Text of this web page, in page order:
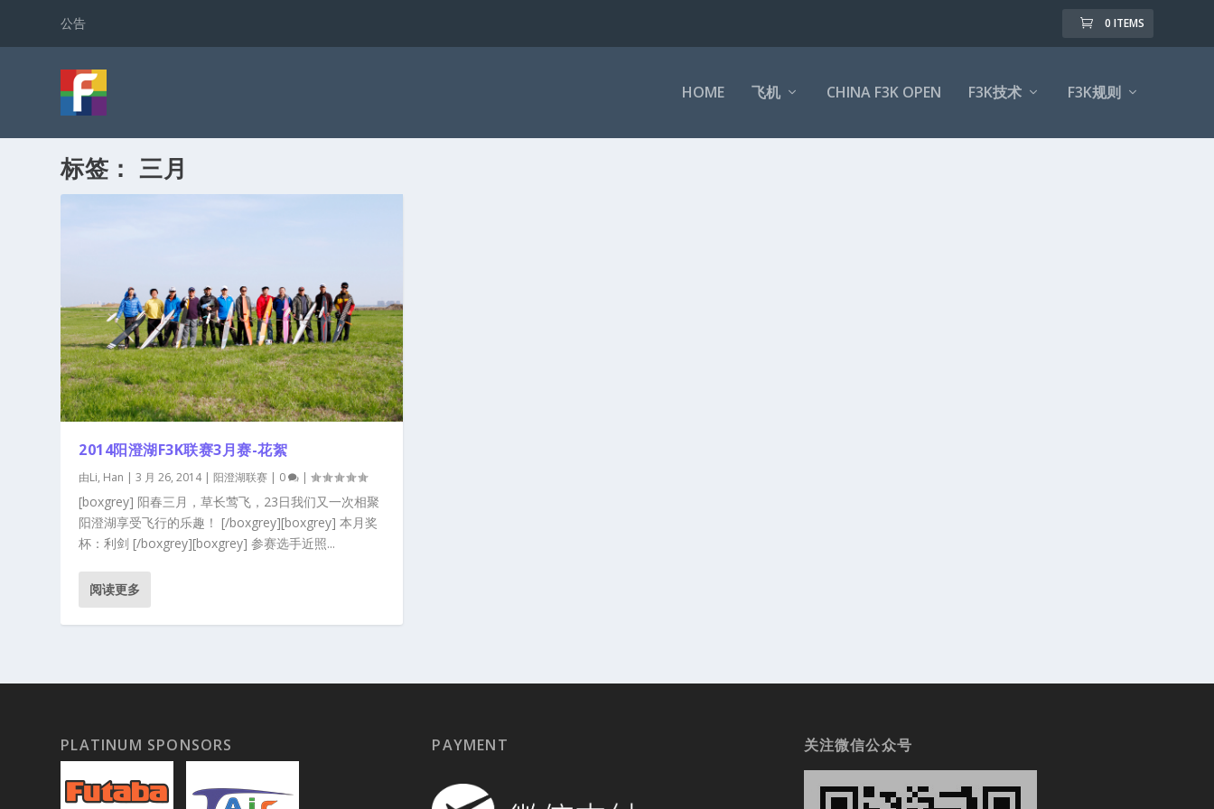
公告 0 ITEMS
HOME 飞机 CHINA F3K OPEN F3K技术 F3K规则
标签：三月
2014阳澄湖F3K联赛3月赛-花絮
由Li, Han |3 月 26, 2014|阳澄湖联赛 | 0 |
[boxgrey] 阳春三月，草长莺飞，23日我们又一次相聚
阳澄湖享受飞行的乐趣！ [/boxgrey][boxgrey] 本月奖
杯：利剑 [/boxgrey][boxgrey] 参赛选手近照...
阅读更多
PLATINUM SPONSORS PAYMENT 关注微信公众号